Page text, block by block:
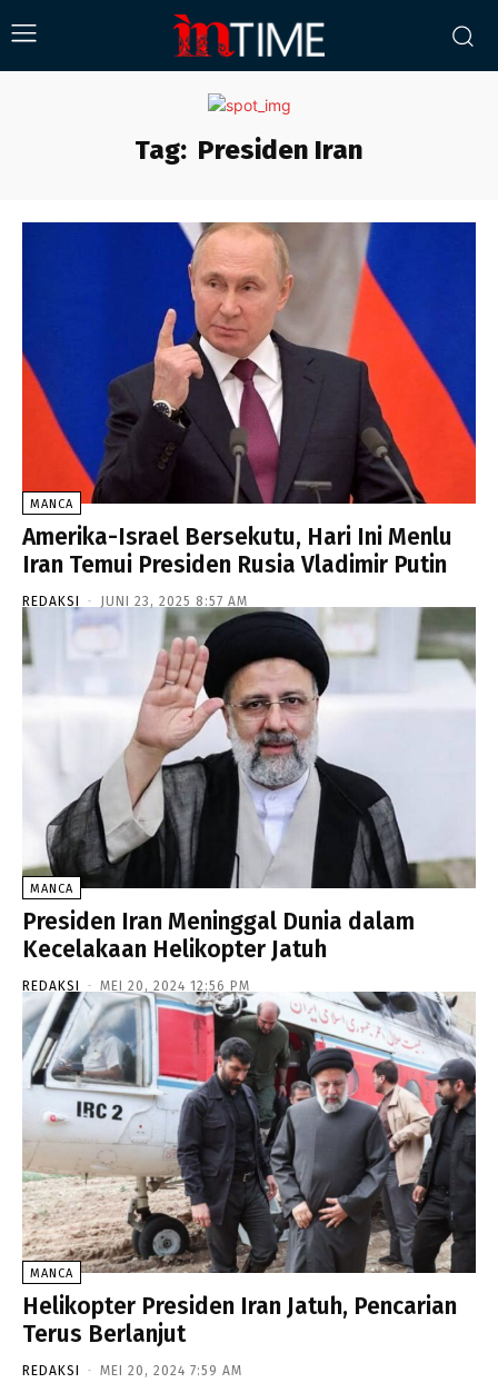
Tag: Presiden Iran
MANCA
Amerika-Israel Bersekutu, Hari Ini Menlu
Iran Temui Presiden Rusia Vladimir Putin
REDAKSI - JUNI 23, 2025 8:57 AM
MANCA
Presiden Iran Meninggal Dunia dalam
Kecelakaan Helikopter Jatuh
REDAKSI - MEI 20, 2024 12:56 PM
MANCA
Helikopter Presiden Iran Jatuh, Pencarian
Terus Berlanjut
REDAKSI - MEI 20, 2024 7:59 AM